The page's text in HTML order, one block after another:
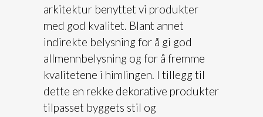
arkitektur benyttet vi produkter
med god kvalitet. Blant annet
indirekte belysning for å gi god
allmennbelysning og for å fremme
kvalitetene i himlingen. I tillegg til
dette en rekke dekorative produkter
tilpasset byggets stil og